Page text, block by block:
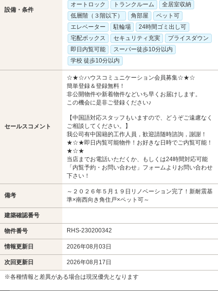
設備・条件
オートロック
トランクルーム
全居室収納
低層階（３階以下）
角部屋
ペット可
エレベーター
駐輪場
24時間ゴミ出し可
宅配ボックス
セキュリティ充実
プライスダウン
即日内覧可能
スーパー徒歩10分以内
学校 徒歩10分以内
セールスコメント
☆★☆ハウスコミュニケーション会員募集☆★☆
簡単登録＆登録無料！
非公開物件や新着物件などいち早くお届けします。
この機会に是非ご登録ください♪
【中国語対応スタッフもいますので、どうぞご遠慮なく
ご相談してください。】
我公司有中国籍的工作人員，歓迎請随時諮詢，謝謝！
★☆★即日内覧可能物件！お好きな日時でご内覧可能！
★☆★
当店までお電話いただくか、もしくは24時間対応可能
「内覧予約・お問い合わせ」フォームよりお問い合わせ
下さい！
備考
～２０２６年５月１９日リノベーション完了！新耐震基
準×南西向き角住戸×ペット可～
建築確認番号
物件番号 RHS-230200342
情報更新日 2026年08月03日
次回更新日 2026年08月17日
※各種情報と差異がある場合は現況優先となります